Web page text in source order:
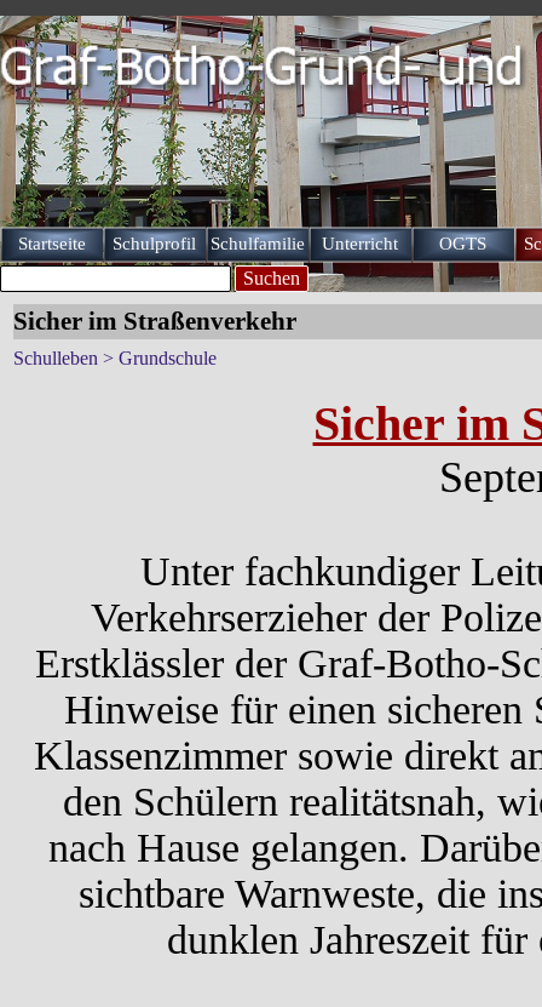
Startseite Schulprofil ▼
Schulfamilie ▼
Unterricht ▼
OGTS
Suchen
Sicher im Straßenverkehr
Schulleben > Grundschule
Sicher im
Unter fachkundiger
Verkehrserzieher der
Erstklässler der Graf-Botho-
Hinweise für einen
Klassenzimmer sowie direkt
den Schülern realitätsnah,
nach Hause gelangen.
sichtbare Warnweste, die
dunklen Jahreszeit